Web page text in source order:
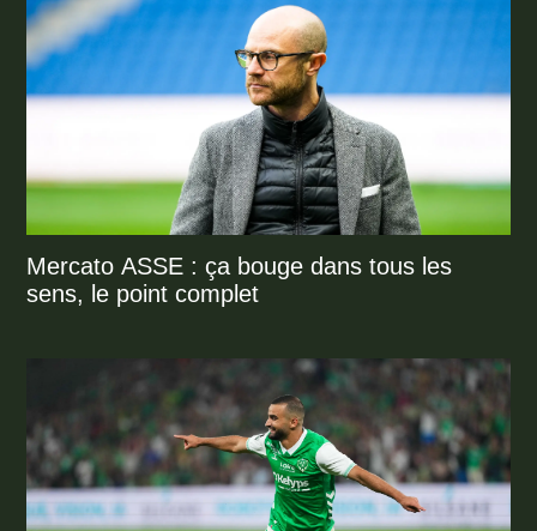
Mercato ASSE : ça bouge dans tous les
sens, le point complet